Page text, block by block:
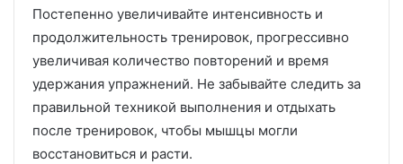
Постепенно увеличивайте интенсивность и
продолжительность тренировок, прогрессивно
увеличивая количество повторений и время
удержания упражнений. Не забывайте следить за
правильной техникой выполнения и отдыхать
после тренировок, чтобы мышцы могли
восстановиться и расти.